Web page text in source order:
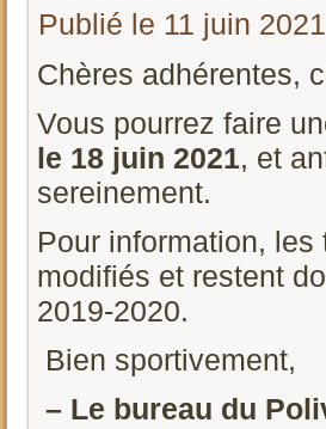
Publié le 11 juin 2021
Chères adhérentes,
Vous pourrez faire
le 18 juin 2021, et
sereinement.
Pour information,
modifiés et restent
2019-2020.
Bien sportivement,
– Le bureau du